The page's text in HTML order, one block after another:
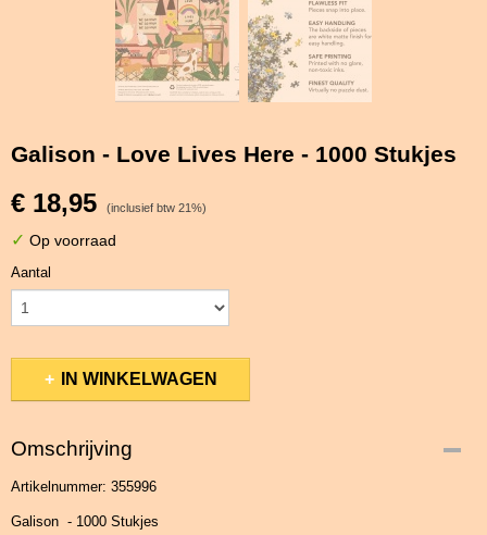
Galison - Love Lives Here - 1000 Stukjes
€ 18,95 (inclusief btw 21%)
✓ Op voorraad
Aantal
IN WINKELWAGEN
Omschrijving
Artikelnummer: 355996
Galison - 1000 Stukjes